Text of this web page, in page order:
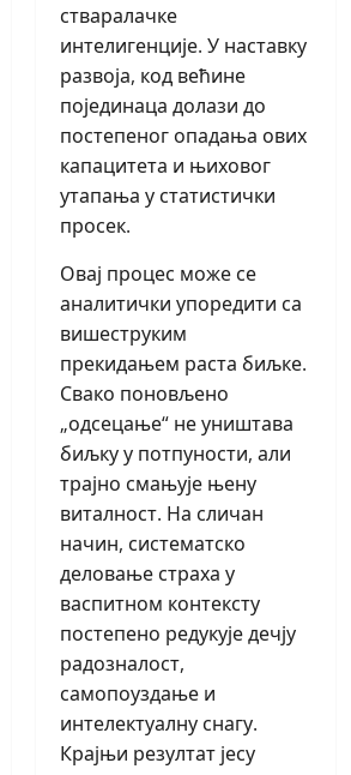
стваралачке
интелигенције. У наставку
развоја, код већине
појединаца долази до
постепеног опадања ових
капацитета и њиховог
утапања у статистички
просек.
Овај процес може се
аналитички упоредити са
вишеструким
прекидањем раста биљке.
Свако поновљено
„одсецање“ не уништава
биљку у потпуности, али
трајно смањује њену
виталност. На сличан
начин, систематско
деловање страха у
васпитном контексту
постепено редукује дечју
радозналост,
самопоуздање и
интелектуалну снагу.
Крајњи резултат јесу